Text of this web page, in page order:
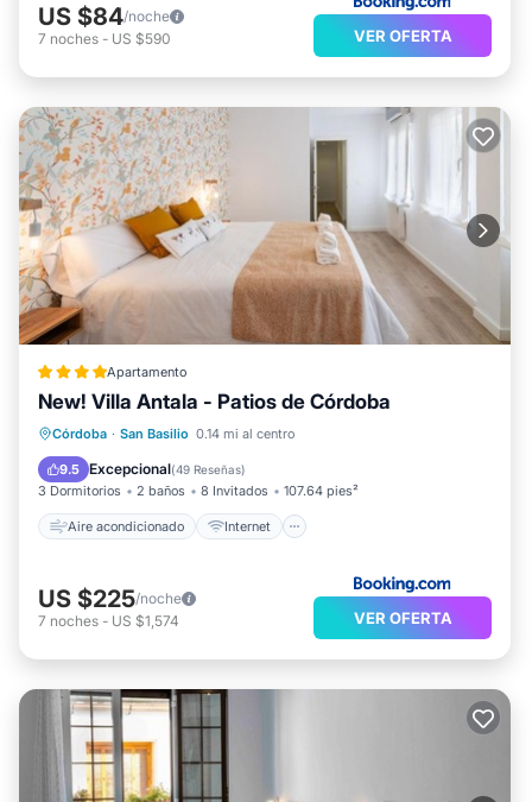
US $84/noche
7 noches - US $590 VER OFERTA
Apartamento
New! Villa Antala - Patios de Córdoba
Córdoba · San Basilio 0.14 mi al centro
9.5 Excepcional(49 Reseñas)
3 Dormitorios 2 baños 8 Invitados 107.64 pies²
Aire acondicionado Internet
Aire acondicionado
Internet
Apto para niños
US $225/noche
7 noches - US $1,574 VER OFERTA